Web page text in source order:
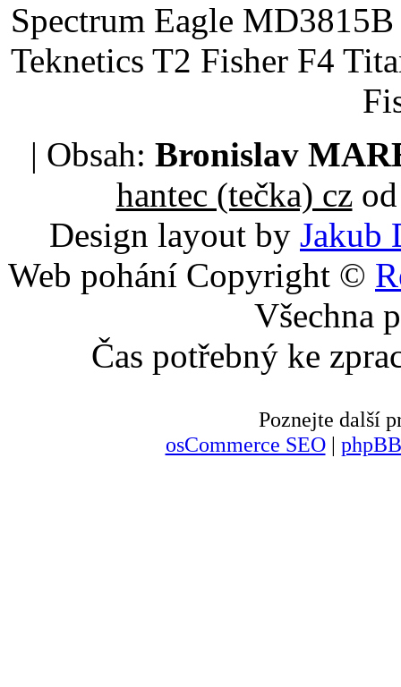
Spectrum Eagle
Teknetics T2 Fisher F4
| Obsah: Bronislav
hantec (tečka) czod
Design layout by Jakub
Web pohání Copyright ©
Všechna
Čas potřebný ke
Poznejte další
osCommerce SEO|